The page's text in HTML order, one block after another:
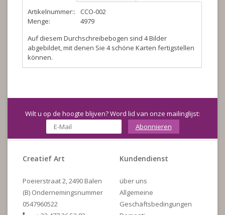
Artikelnummer::
CCO-002
Menge:
4979
Auf diesem Durchschreibebogen sind 4 Bilder
abgebildet, mit denen Sie 4 schöne Karten fertigstellen
können.
Wilt u op de hoogte blijven? Word lid van onze mailinglijst:
Abonnieren
Creatief Art
Poeierstraat 2, 2490 Balen
(B) Ondernemingsnummer
0547960522
Kundendienst
über uns
Allgemeine
Geschäftsbedingungen